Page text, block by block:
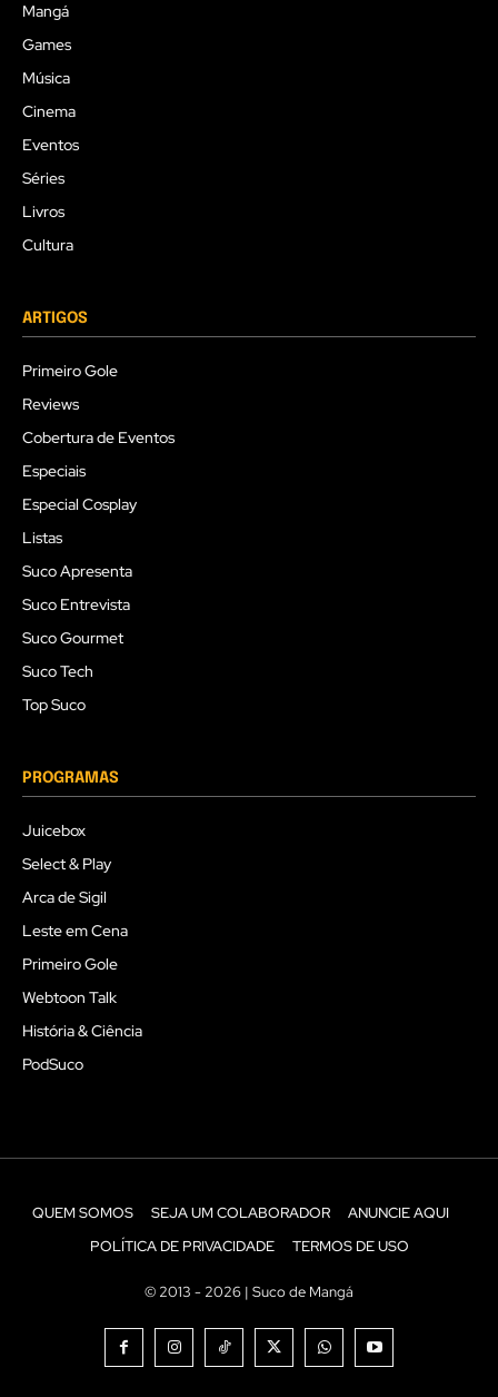
Mangá
Games
Música
Cinema
Eventos
Séries
Livros
Cultura
ARTIGOS
Primeiro Gole
Reviews
Cobertura de Eventos
Especiais
Especial Cosplay
Listas
Suco Apresenta
Suco Entrevista
Suco Gourmet
Suco Tech
Top Suco
PROGRAMAS
Juicebox
Select & Play
Arca de Sigil
Leste em Cena
Primeiro Gole
Webtoon Talk
História & Ciência
PodSuco
QUEM SOMOS SEJA UM COLABORADOR
ANUNCIE AQUI
POLÍTICA DE PRIVACIDADE
TERMOS DE USO
© 2013 - 2026 | Suco de Mangá